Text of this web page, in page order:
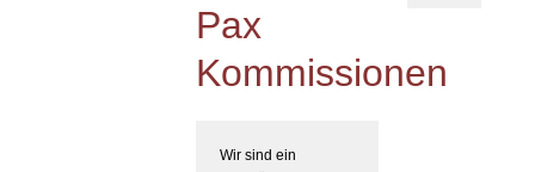
Pax
Kommissionen
Wir sind ein